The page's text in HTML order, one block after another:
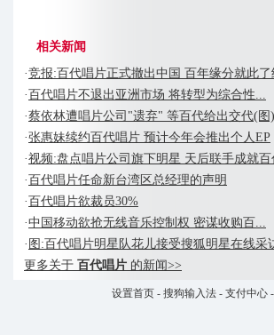
相关新闻
·竞报:百代唱片正式撤出中国 百年缘分就此了
·百代唱片不退出亚洲市场 将转型为综合性...
·蔡依林遭唱片公司"遗弃" 等百代给出交代(图)
·张惠妹续约百代唱片 预计今年会推出个人EP
·视频:盘点唱片公司旗下明星 天后联手成就百
·百代唱片任命新台湾区总经理的声明
·百代唱片欲裁员30%
·中国移动欲抢无线音乐控制权 密谋收购百...
· 图:百代唱片明星队花儿接受搜狐明星在线采
更多关于 百代唱片 的新闻>>
设置首页- 搜狗输入法- 支付中心-